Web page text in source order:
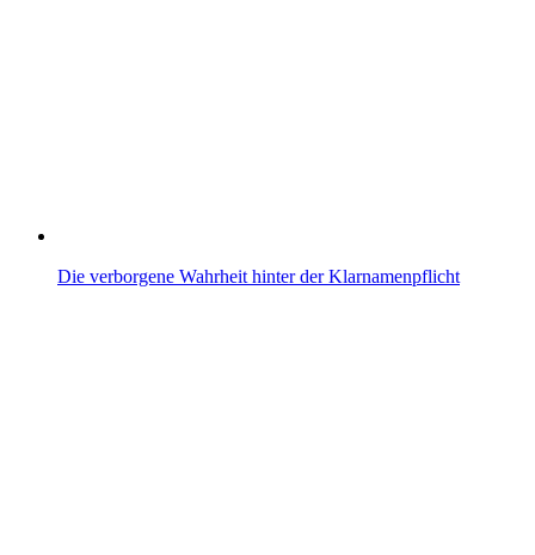
Die verborgene Wahrheit hinter der Klarnamenpflicht